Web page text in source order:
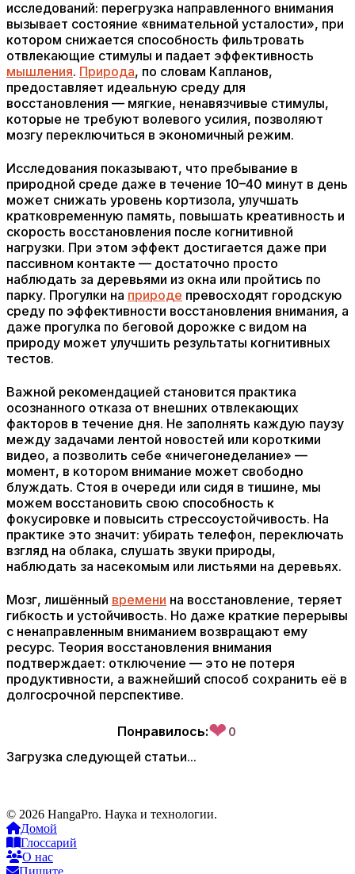
исследований: перегрузка направленного внимания
вызывает состояние «внимательной усталости», при
котором снижается способность фильтровать
отвлекающие стимулы и падает эффективность
мышления. Природа, по словам Капланов,
предоставляет идеальную среду для
восстановления — мягкие, ненавязчивые стимулы,
которые не требуют волевого усилия, позволяют
мозгу переключиться в экономичный режим.
Исследования показывают, что пребывание в
природной среде даже в течение 10–40 минут в день
может снижать уровень кортизола, улучшать
кратковременную память, повышать креативность и
скорость восстановления после когнитивной
нагрузки. При этом эффект достигается даже при
пассивном контакте — достаточно просто
наблюдать за деревьями из окна или пройтись по
парку. Прогулки на природе превосходят городскую
среду по эффективности восстановления внимания, а
даже прогулка по беговой дорожке с видом на
природу может улучшить результаты когнитивных
тестов.
Важной рекомендацией становится практика
осознанного отказа от внешних отвлекающих
факторов в течение дня. Не заполнять каждую паузу
между задачами лентой новостей или короткими
видео, а позволить себе «ничегонеделание» —
момент, в котором внимание может свободно
блуждать. Стоя в очереди или сидя в тишине, мы
можем восстановить свою способность к
фокусировке и повысить стрессоустойчивость. На
практике это значит: убирать телефон, переключать
взгляд на облака, слушать звуки природы,
наблюдать за насекомым или листьями на деревьях.
Мозг, лишённый времени на восстановление, теряет
гибкость и устойчивость. Но даже краткие перерывы
с ненаправленным вниманием возвращают ему
ресурс. Теория восстановления внимания
подтверждает: отключение — это не потеря
продуктивности, а важнейший способ сохранить её в
долгосрочной перспективе.
Понравилось:❤ 0
Загрузка следующей статьи...
© 2026 HangaPro. Наука и технологии.
Домой
Глоссарий
О нас
Пишите